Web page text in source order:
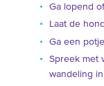
Ga lopend
Laat de
Ga een
Spreek met
wandeling